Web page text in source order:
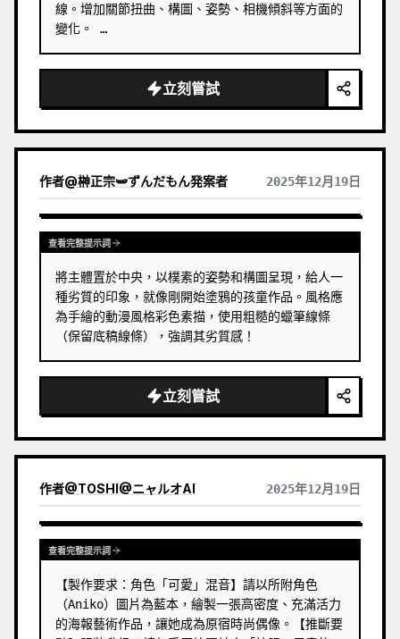
線。增加關節扭曲、構圖、姿勢、相機傾斜等方面的
變化。 …
立刻嘗試
作者@榊正宗🫛ずんだもん発案者 2025年12月19日
查看完整提示詞
將主體置於中央，以樸素的姿勢和構圖呈現，給人一
種劣質的印象，就像剛開始塗鴉的孩童作品。風格應
為手繪的動漫風格彩色素描，使用粗糙的蠟筆線條
（保留底稿線條），強調其劣質感！
立刻嘗試
作者@TOSHI@ニャルオAI 2025年12月19日
查看完整提示詞
【製作要求：角色「可愛」混音】請以所附角色
（Aniko）圖片為藍本，繪製一張高密度、充滿活力
的海報藝術作品，讓她成為原宿時尚偶像。【推斷要